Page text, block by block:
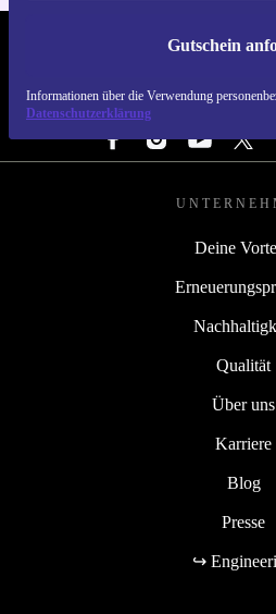
Gutschein
Informationen über die Verwendung
Datenschutzerklärung
REFURBED
FOLGE
Deine
Qualität
Über uns
Karriere
Blog
Presse
↪